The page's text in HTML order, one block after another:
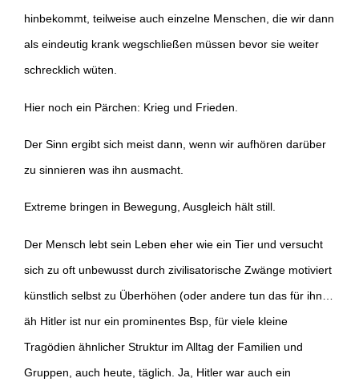
hinbekommt, teilweise auch einzelne Menschen, die wir dann
als eindeutig krank wegschließen müssen bevor sie weiter
schrecklich wüten.
Hier noch ein Pärchen: Krieg und Frieden.
Der Sinn ergibt sich meist dann, wenn wir aufhören darüber
zu sinnieren was ihn ausmacht.
Extreme bringen in Bewegung, Ausgleich hält still.
Der Mensch lebt sein Leben eher wie ein Tier und versucht
sich zu oft unbewusst durch zivilisatorische Zwänge motiviert
künstlich selbst zu Überhöhen (oder andere tun das für ihn…
äh Hitler ist nur ein prominentes Bsp, für viele kleine
Tragödien ähnlicher Struktur im Alltag der Familien und
Gruppen, auch heute, täglich. Ja, Hitler war auch ein